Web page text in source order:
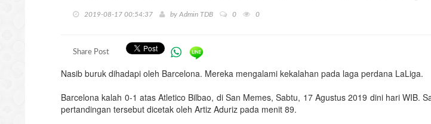
2019-08-17 00:54:37 by Admin TDB 0 0
Share Post
Nasib buruk dihadapi oleh Barcelona. Mereka mengalami kekalahan pada laga perdana LaLiga.
Barcelona kalah 0-1 atas Atletico Bilbao, di San Memes, Sabtu, 17 Agustus 2019 dini hari WIB.
pertandingan tersebut dicetak oleh Artiz Aduriz pada menit 89.